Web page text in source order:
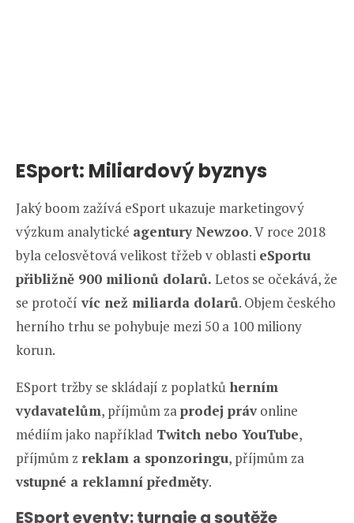
ESport: Miliardový byznys
Jaký boom zažívá eSport ukazuje marketingový
výzkum analytické agentury Newzoo. V roce 2018
byla celosvětová velikost třžeb v oblasti eSportu
přibližně 900 milionů dolarů. Letos se očekává, že
se protočí víc než miliarda dolarů. Objem českého
herního trhu se pohybuje mezi 50 a 100 miliony
korun.
ESport tržby se skládají z poplatků herním
vydavatelům, příjmům zaprodej právonline
médiím jako například Twitch nebo YouTube,
příjmům z reklam a sponzoringu, příjmům za
vstupné a reklamní předměty.
ESport eventy: turnaje a soutěže